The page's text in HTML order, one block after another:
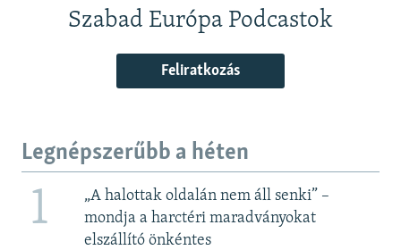
Szabad Európa Podcastok
Feliratkozás
Legnépszerűbb a héten
1
„A halottak oldalán nem áll senki” –
mondja a harctéri maradványokat
elszállító önkéntes